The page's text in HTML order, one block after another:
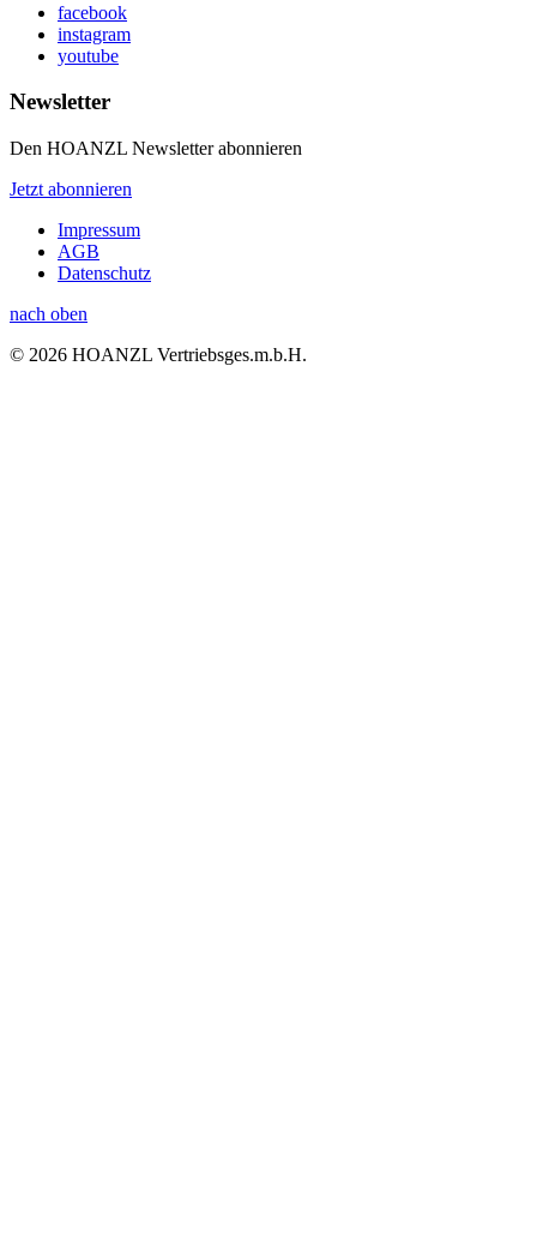
facebook
instagram
youtube
Newsletter
Den HOANZL Newsletter abonnieren
Jetzt abonnieren
Impressum
AGB
Datenschutz
nach oben
© 2026 HOANZL Vertriebsges.m.b.H.